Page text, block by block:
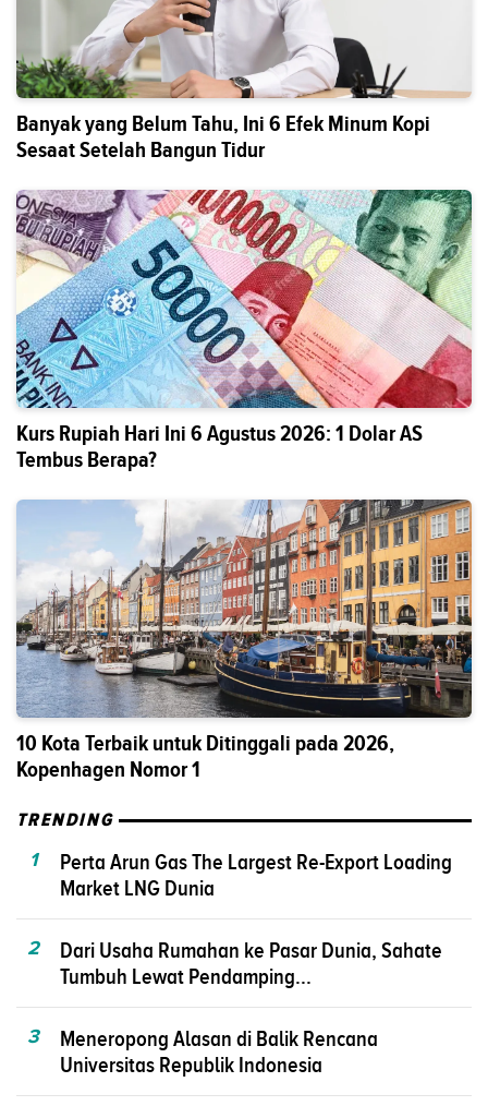
Banyak yang Belum Tahu, Ini 6 Efek Minum Kopi
Sesaat Setelah Bangun Tidur
Kurs Rupiah Hari Ini 6 Agustus 2026: 1 Dolar AS
Tembus Berapa?
10 Kota Terbaik untuk Ditinggali pada 2026,
Kopenhagen Nomor 1
TRENDING
1
Perta Arun Gas The Largest Re-Export Loading
Market LNG Dunia
2
Dari Usaha Rumahan ke Pasar Dunia, Sahate
Tumbuh Lewat Pendamping...
3
Meneropong Alasan di Balik Rencana
Universitas Republik Indonesia